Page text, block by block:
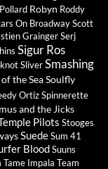
Robyn Roddy
On BroadwayScott
GraingerSerj
Sigur Ros
SliverSmashing
the SeaSoulfly
OrtizSpinnerette
and the Jicks
Pilots Stooges
SuedeSum 41
BloodSuuns
Tame Impala Team